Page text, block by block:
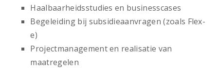
Haalbaarheidsstudies en businesscases
Begeleiding bij subsidieaanvragen (zoals Flex-
e)
Projectmanagement en realisatie van
maatregelen